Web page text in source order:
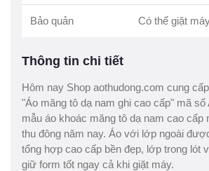
Bảo quản Có thể giặt
Thông tin chi tiết
Hôm nay Shop aothudong.com cung
"Áo măng tô dạ nam ghi cao cấp" mã số
mẫu áo khoác măng tô dạ nam cao cấp
thu đông năm nay. Áo với lớp ngoài
tổng hợp cao cấp bền đẹp, lớp trong lót
giữ form tốt ngay cả khi giặt máy.